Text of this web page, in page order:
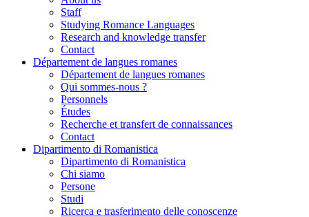
Staff
Studying Romance Languages
Research and knowledge transfer
Contact
Département de langues romanes
Département de langues romanes
Qui sommes-nous ?
Personnels
Études
Recherche et transfert de connaissances
Contact
Dipartimento di Romanistica
Dipartimento di Romanistica
Chi siamo
Persone
Studi
Ricerca e trasferimento delle conoscenze